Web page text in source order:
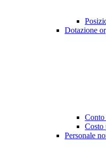
Dotazione
Conto
Costo
Personale